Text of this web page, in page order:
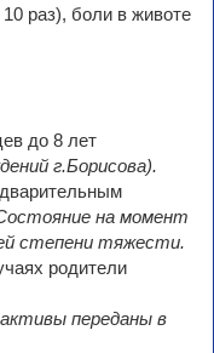
раз), боли в животе
до 8 лет
г.Борисова).
на момент
степени тяжести.
родители
переданы в